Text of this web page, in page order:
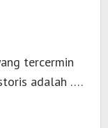
tercermin
adalah ….